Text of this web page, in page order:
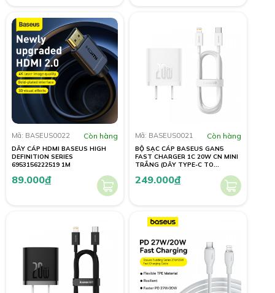
Mã: BASEUS0022 Còn hàng
DÂY CÁP HDMI BASEUS HIGH
DEFINITION SERIES
6953156222519 1M
89.000đ
Mã: BASEUS0021 Còn hàng
BỘ SẠC CÁP BASEUS GAN5
FAST CHARGER 1C 20W CN MINI
TRẮNG (DÂY TYPE-C TO
249.000đ